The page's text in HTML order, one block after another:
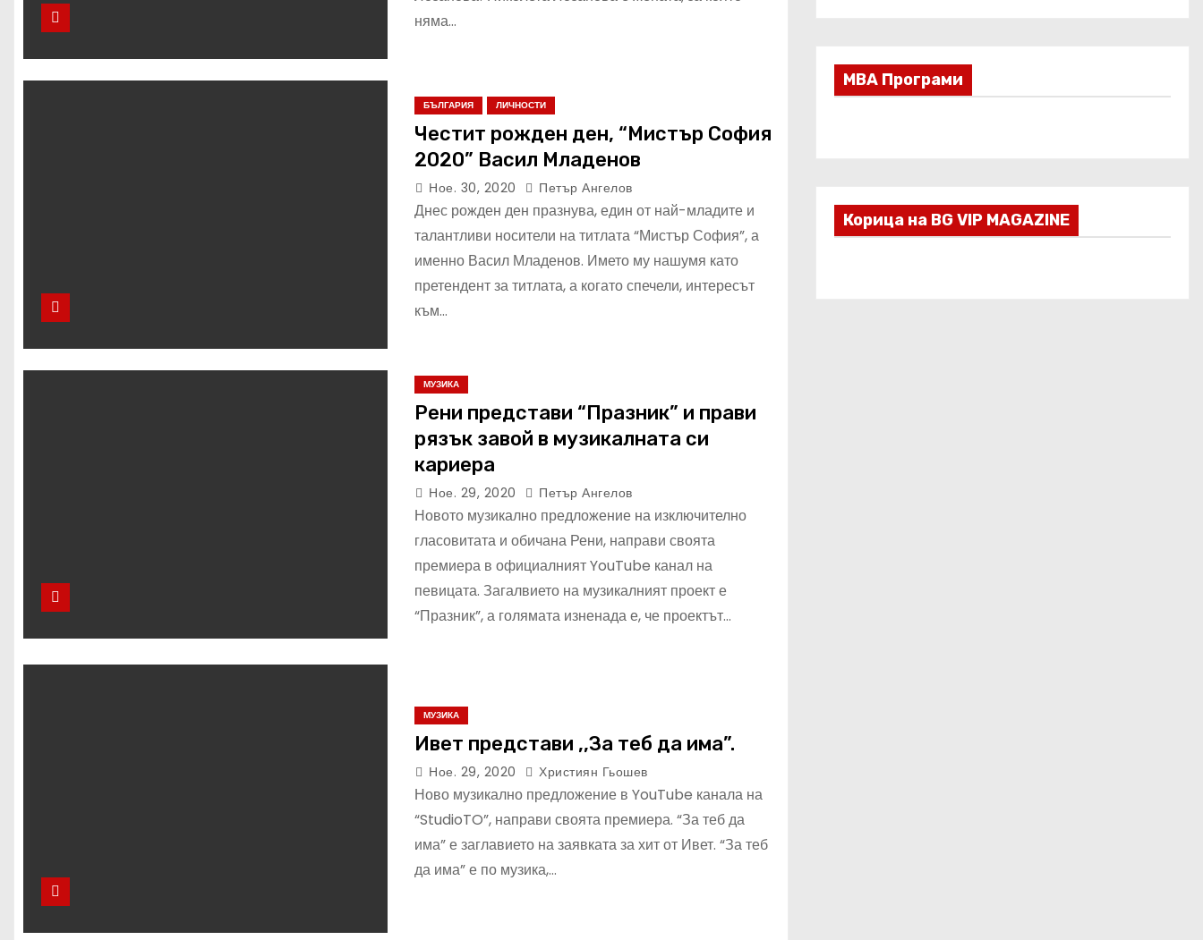
няма…
БЪЛГАРИЯ ЛИЧНОСТИ
Честит рожден ден, “Мистър София
2020” Васил Младенов
Ное. 30, 2020 Петър Ангелов
Днес рожден ден празнува, един от най-младите и
талантливи носители на титлата “Мистър София”, а
именно Васил Младенов. Името му нашумя като
претендент за титлата, а когато спечели, интересът
към…
МУЗИКА
Рени представи “Празник” и прави
рязък завой в музикалната си
кариера
Ное. 29, 2020 Петър Ангелов
Новото музикално предложение на изключително
гласовитата и обичана Рени, направи своята
премиера в официалният YouTube канал на
певицата. Загалвието на музикалният проект е
“Празник”, а голямата изненада е, че проектът…
МУЗИКА
Ивет представи ,,За теб да има”.
Ное. 29, 2020 Християн Гьошев
Ново музикално предложение в YouTube канала на
“StudioTO”, направи своята премиера. “За теб да
има” е заглавието на заявката за хит от Ивет. “За теб
да има” е по музика,…
МВА Програми
Корица на BG VIP MAGAZINE